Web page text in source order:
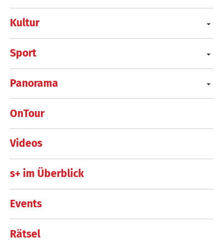
Kultur
Sport
Panorama
OnTour
Videos
s+ im Überblick
Events
Rätsel